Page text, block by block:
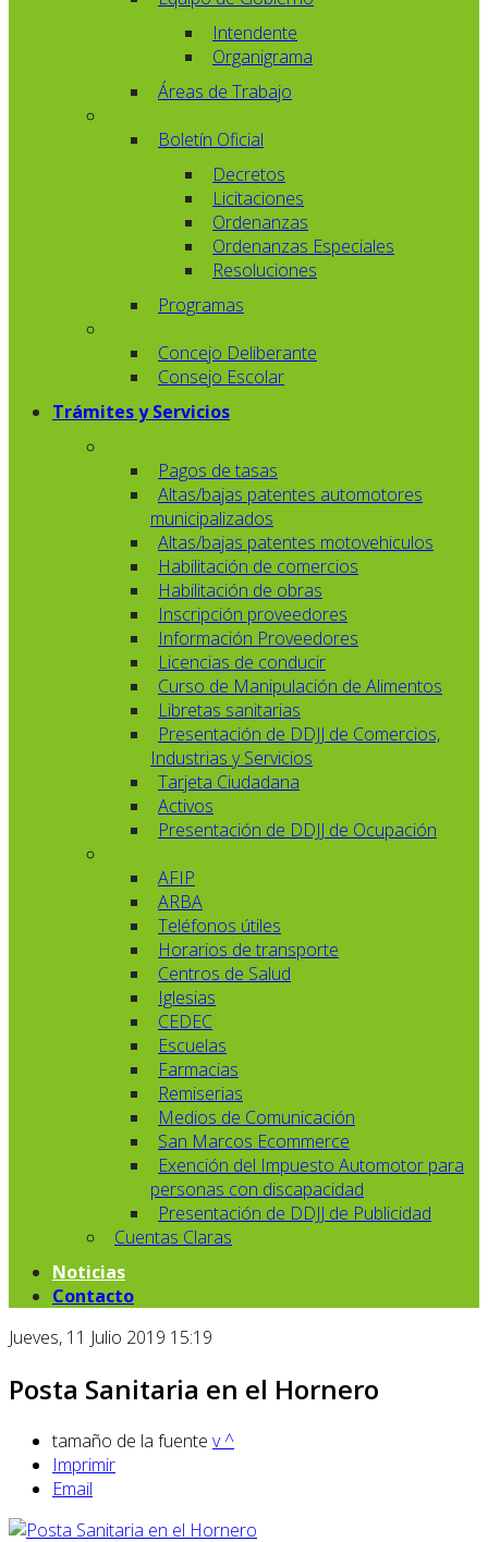
Intendente
Organigrama
Áreas de Trabajo
Boletín Oficial
Decretos
Licitaciones
Ordenanzas
Ordenanzas Especiales
Resoluciones
Programas
Concejo Deliberante
Consejo Escolar
Trámites y Servicios
Pagos de tasas
Altas/bajas patentes automotores
municipalizados
Altas/bajas patentes motovehiculos
Habilitación de comercios
Habilitación de obras
Inscripción proveedores
Información Proveedores
Licencias de conducir
Curso de Manipulación de Alimentos
Libretas sanitarias
Presentación de DDJJ de Comercios,
Industrias y Servicios
Tarjeta Ciudadana
Activos
Presentación de DDJJ de Ocupación
AFIP
ARBA
Teléfonos útiles
Horarios de transporte
Centros de Salud
Iglesias
CEDEC
Escuelas
Farmacias
Remiserias
Medios de Comunicación
San Marcos Ecommerce
Exención del Impuesto Automotor para
personas con discapacidad
Presentación de DDJJ de Publicidad
Cuentas Claras
Noticias
Contacto
Jueves, 11 Julio 2019 15:19
Posta Sanitaria en el Hornero
tamaño de la fuente v^
Imprimir
Email